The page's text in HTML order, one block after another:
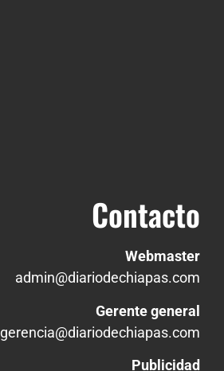
Contacto
Webmaster
admin@diariodechiapas.com
Gerente general
gerencia@diariodechiapas.com
Publicidad